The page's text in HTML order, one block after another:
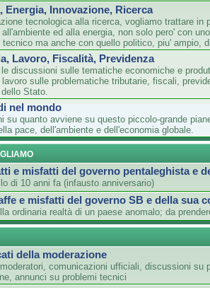
Energia, Innovazione, Ricerca
tecnologica alla ricerca, vogliamo trattare in
ed alla energia, non solo pero' con
tecnico ma anche con quello politico, piu' ampio,
Lavoro, Fiscalità, Previdenza
le discussioni sulle tematiche economiche e
lavoro sulle problematiche tributarie, fiscali,
Stato.
nel mondo
su quanto avviene su questo piccolo-grande
pace, dell'ambiente e dell'economia globale.
e misfatti del governo pentaleghista e
di 10 anni fa (infausto anniversario)
e misfatti del governo SB e della sua
ordinaria realtà di un paese anomalo; da
della moderazione
comunicazioni ufficiali, discussioni su
annunci su problemi tecnici